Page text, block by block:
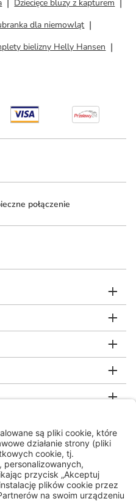
Dziecięce bluzy z kapturem
dla niemowląt
bielizny Helly Hansen
połączenie